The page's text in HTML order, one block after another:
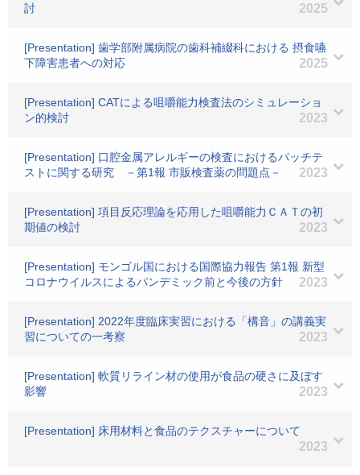
討
2025
[Presentation] 歯学部附属病院の歯科補綴科における 摂食嚥
下障害患者への対応
2025
[Presentation] CATによる咀嚼能力検査法のシミュレーショ
ン的検討
2023
[Presentation] 口腔金属アレルギーの検査におけるパッチテ
ストに関する研究 －第1報 市販検査薬の問題点－
2023
[Presentation] 項目反応理論を応用した咀嚼能力ＣＡＴの初
期値の検討
2023
[Presentation] モンゴル国における国際協力報告 第1報 新型
コロナウイルスによるパンデミック前と今後の方針
2023
[Presentation] 2022年度臨床実習における「構音」の講義実
習についての一考察
2023
[Presentation] 軟質リライン材の使用が食品の硬さに及ぼす
影響
2023
[Presentation] 床用材料と食品のテクスチャーについて
2023